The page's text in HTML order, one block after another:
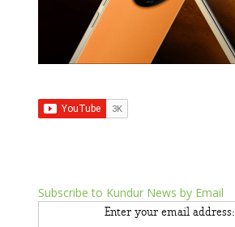
Subscribe to Kundur News by Email
Enter your email address: